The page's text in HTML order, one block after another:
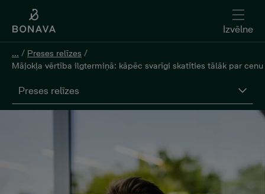
Izvēlne
... / Preses relīzes /
Mājokļa vērtība ilgtermiņā: kāpēc svarīgi skatīties tālāk par
Preses relīzes